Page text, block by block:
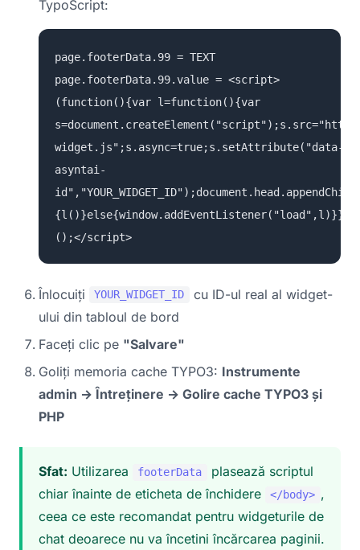
TypoScript:
page.footerData.99 = TEXT
page.footerData.99.value = <script>
(function(){var l=function(){var
widget.js";s.async=true;s.setAttribute("data-
asyntai-
{l()}else{window.addEventListener("load",l)}})
();</script>
Înlocuiți YOUR_WIDGET_ID
cu ID-ul real al widget-
ului din tabloul de bord
Faceți clic pe "Salvare"
Goliți memoria cache TYPO3: Instrumente
admin → Întreținere → Golire cache TYPO3 și
PHP
Sfat: Utilizarea footerData
plasează scriptul
chiar înainte de eticheta de închidere
</body> ,
ceea ce este recomandat pentru widgeturile de
chat deoarece nu va încetini încărcarea paginii.